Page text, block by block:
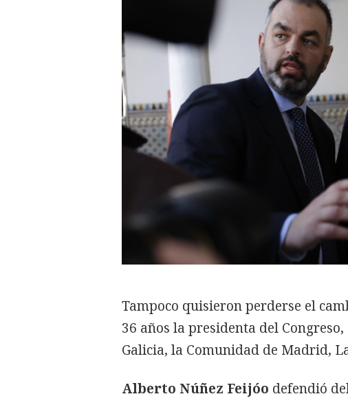
Tampoco quisieron perderse el
36 años la presidenta del Congreso,
Galicia, la Comunidad de Madrid,
Alberto Núñez Feijóo defendió